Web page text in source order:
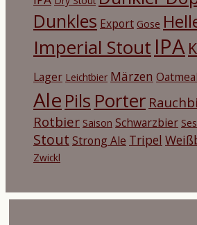
Dunkles Export Gose
Imperial Stout IPA
Lager Leichtbier Märzen
Ale Pils Porter
Rotbier Saison Schwarzbier
Stout Strong Ale Tripel
Zwickl